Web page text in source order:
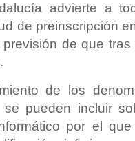
advierte a
de preinscripción
de que
de los
pueden incluir
por el